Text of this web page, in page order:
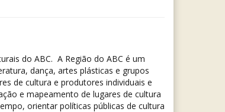
do ABC. A Região do ABC é um
dança, artes plásticas e grupos
de cultura e produtores individuais e
e mapeamento de lugares de cultura
orientar políticas públicas de cultura